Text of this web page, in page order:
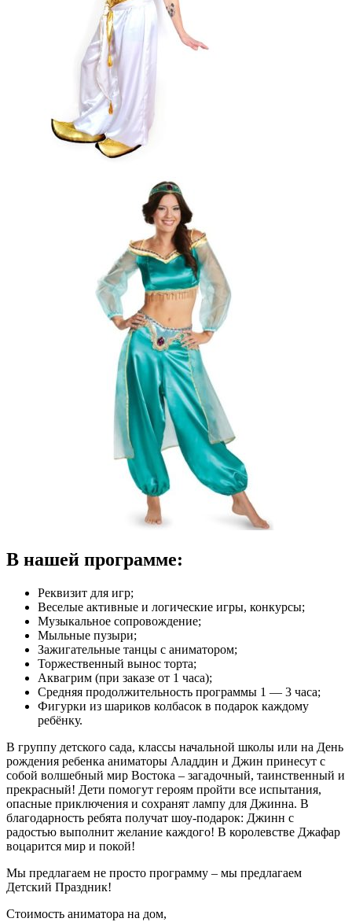
В нашей программе:
Реквизит для игр;
Веселые активные и логические игры, конкурсы;
Музыкальное сопровождение;
Мыльные пузыри;
Зажигательные танцы с аниматором;
Торжественный вынос торта;
Аквагрим (при заказе от 1 часа);
Средняя продолжительность программы 1 — 3 часа;
Фигурки из шариков колбасок в подарок каждому
ребёнку.
В группу детского сада, классы начальной школы или на День
рождения ребенка аниматоры Аладдин и Джин принесут с
собой волшебный мир Востока – загадочный, таинственный и
прекрасный! Дети помогут героям пройти все испытания,
опасные приключения и сохранят лампу для Джинна. В
благодарность ребята получат шоу-подарок: Джинн с
радостью выполнит желание каждого! В королевстве Джафар
воцарится мир и покой!
Мы предлагаем не просто программу – мы предлагаем
Детский Праздник!
Стоимость аниматора на дом,